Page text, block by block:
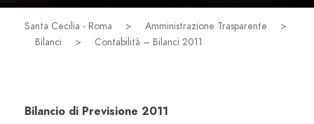
Santa Cecilia - Roma > Amministrazione Trasparente
>
Bilanci
> Contabilità – Bilanci 2011
Bilancio di Previsione 2011